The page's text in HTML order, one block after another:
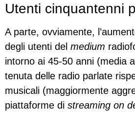
Utenti cinquantenni
A parte, ovviamente,
degli utenti del medium
intorno ai 45-50 anni (media
tenuta delle radio parlate
musicali (maggiormente
piattaforme di streaming on